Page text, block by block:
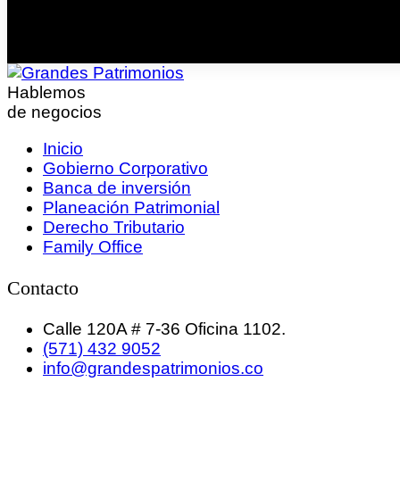
Hablemos
de negocios
Inicio
Gobierno Corporativo
Banca de inversión
Planeación Patrimonial
Derecho Tributario
Family Office
Contacto
Calle 120A # 7-36 Oficina 1102.
(571) 432 9052
info@grandespatrimonios.co